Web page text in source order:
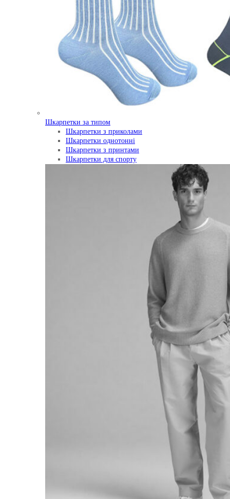
Шкарпетки за типом
Шкарпетки з приколами
Шкарпетки однотонні
Шкарпетки з принтами
Шкарпетки для спорту